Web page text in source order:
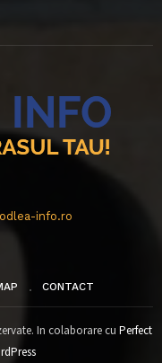
info.ro
CONTACT
In colaborare cu Perfect